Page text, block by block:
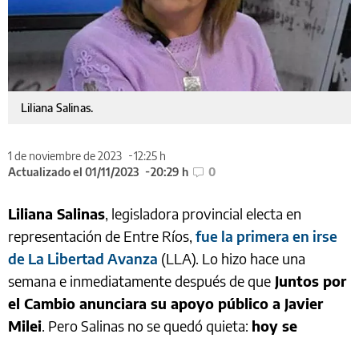
Liliana Salinas.
1 de noviembre de 2023
12:25 h
Actualizado el 01/11/2023
20:29 h 0
Liliana Salinas, legisladora provincial electa en
representación de Entre Ríos, fue la primera en irse
de La Libertad Avanza (LLA). Lo hizo hace una
semana e inmediatamente después de que Juntos por
el Cambio anunciara su apoyo público a Javier
Milei. Pero Salinas no se quedó quieta: hoy se